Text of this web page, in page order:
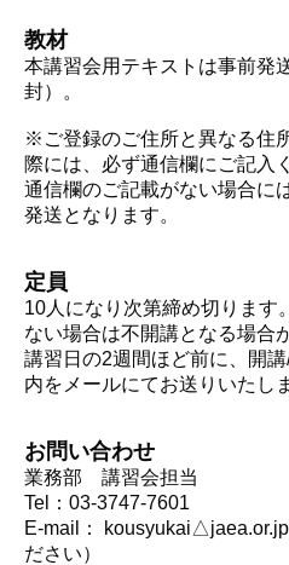
教材
本講習会用テキストは事前発
封）。
※ご登録のご住所と異なる住
際には、必ず通信欄にご記入
通信欄のご記載がない場合に
発送となります。
定員
10人になり次第締め切ります
ない場合は不開講となる場合
講習日の2週間ほど前に、開
内をメールにてお送りいたし
お問い合わせ
業務部 講習会担当
Tel：03-3747-7601
E-mail：
ださい）